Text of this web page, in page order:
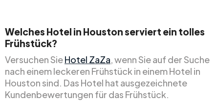
Welches Hotel in Houston serviert ein tolles
Frühstück?
Versuchen SieHotel ZaZa, wenn Sie auf der Suche
nach einem leckeren Frühstück in einem Hotel in
Houston sind. Das Hotel hat ausgezeichnete
Kundenbewertungen für das Frühstück.